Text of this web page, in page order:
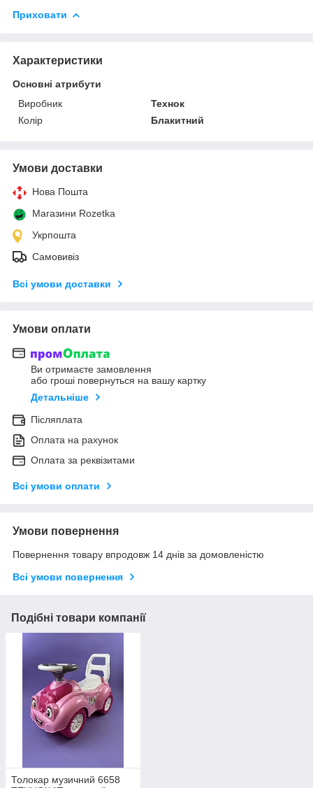
Приховати
Характеристики
Основні атрибути
Виробник
Технок
Колір
Блакитний
Умови доставки
Нова Пошта
Магазини Rozetka
Укрпошта
Самовивіз
Всі умови доставки
Умови оплати
Ви отримаєте замовлення
або гроші повернуться на вашу картку
Детальніше
Післяплата
Оплата на рахунок
Оплата за реквізитами
Всі умови оплати
Умови повернення
Повернення товару впродовж 14 днів за домовленістю
Всі умови повернення
Подібні товари компанії
Толокар музичний 6658